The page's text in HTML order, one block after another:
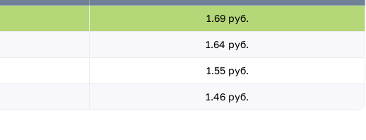
1.69 руб.
1.64 руб.
1.55 руб.
1.46 руб.